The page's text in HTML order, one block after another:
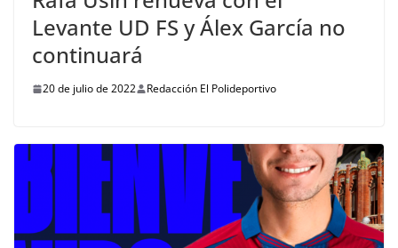
Levante UD FS y Álex García no
continuará
20 de julio de 2022 Redacción El Polideportivo